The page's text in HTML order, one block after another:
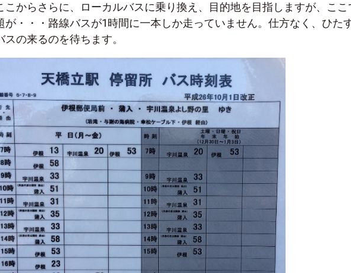
こからさらに、ローカルバスに乗り換え、目的地を目指しますが、ここ
が・・・路線バスが1時間に一本しか走っていません。仕方なく、ひた
スの来るのを待ちます。